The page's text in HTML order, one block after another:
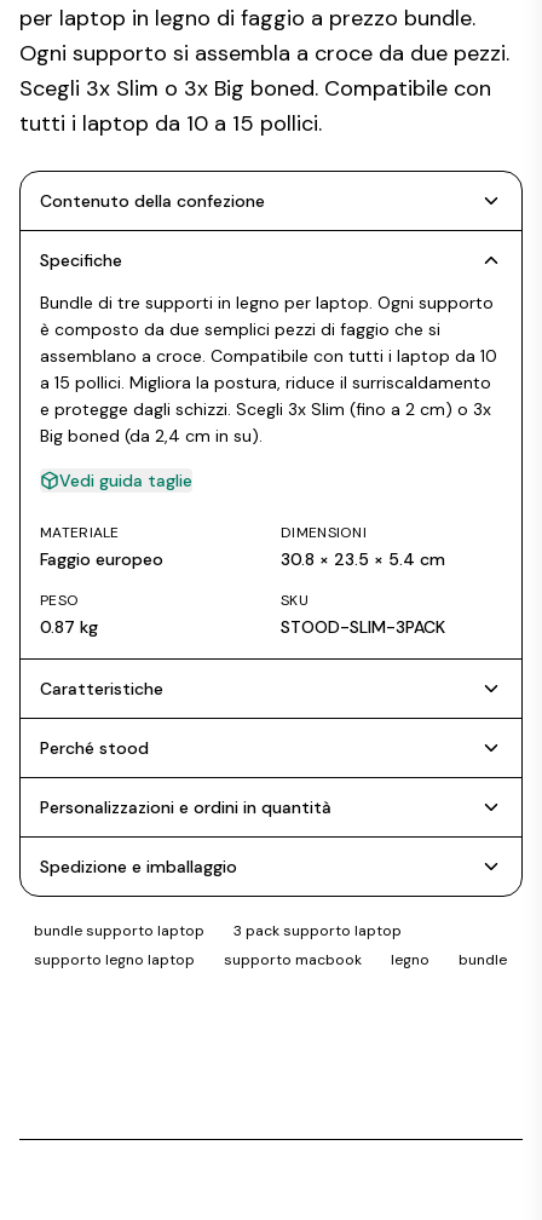
per laptop in legno di faggio a prezzo bundle.
Ogni supporto si assembla a croce da due pezzi.
Scegli 3x Slim o 3x Big boned. Compatibile con
tutti i laptop da 10 a 15 pollici.
Contenuto della confezione
Specifiche
Bundle di tre supporti in legno per laptop. Ogni supporto
è composto da due semplici pezzi di faggio che si
assemblano a croce. Compatibile con tutti i laptop da 10
a 15 pollici. Migliora la postura, riduce il surriscaldamento
e protegge dagli schizzi. Scegli 3x Slim (fino a 2 cm) o 3x
Big boned (da 2,4 cm in su).
Vedi guida taglie
MATERIALE
Faggio europeo
DIMENSIONI
30.8 × 23.5 × 5.4 cm
PESO
0.87 kg
SKU
STOOD-SLIM-3PACK
Caratteristiche
Perché stood
Personalizzazioni e ordini in quantità
Spedizione e imballaggio
bundle supporto laptop
3 pack supporto laptop
supporto legno laptop
supporto macbook legno bundle